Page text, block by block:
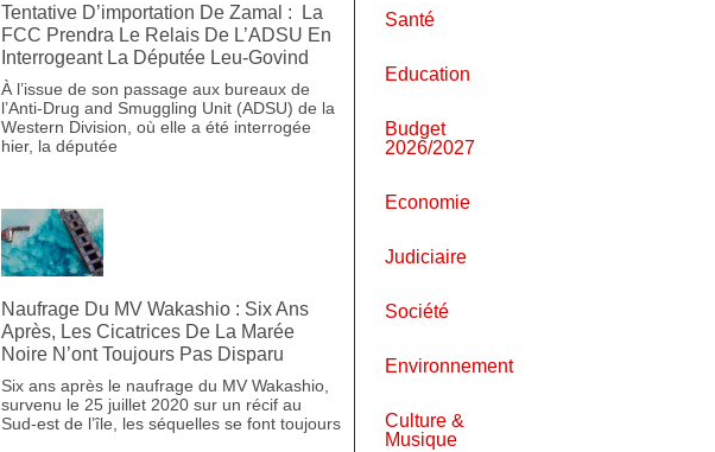
Tentative D’importation De Zamal : La
FCC Prendra Le Relais De L’ADSU En
Interrogeant La Députée Leu-Govind
À l’issue de son passage aux bureaux de
l’Anti-Drug and Smuggling Unit (ADSU) de la
Western Division, où elle a été interrogée
hier, la députée
Naufrage Du MV Wakashio : Six Ans
Après, Les Cicatrices De La Marée
Noire N’ont Toujours Pas Disparu
Six ans après le naufrage du MV Wakashio,
survenu le 25 juillet 2020 sur un récif au
Sud-est de l’île, les séquelles se font toujours
Santé
Education
Budget
2026/2027
Economie
Judiciaire
Société
Environnement
Culture &
Musique